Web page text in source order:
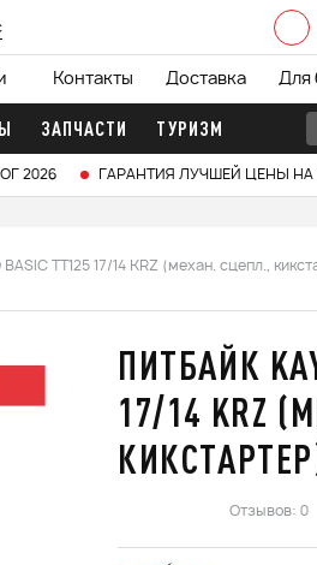
Контакты Доставка Для
ЗАПЧАСТИ ТУРИЗМ
2026 ГАРАНТИЯ ЛУЧШЕЙ ЦЕНЫ НА
BASIC TT125 17/14 KRZ (механ. сцепл.,
ПИТБАЙК
17/14 KRZ
Отзывов: 0